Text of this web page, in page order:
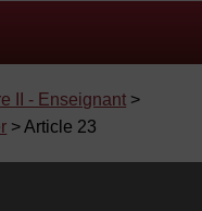
II - Enseignant >
> Article 23